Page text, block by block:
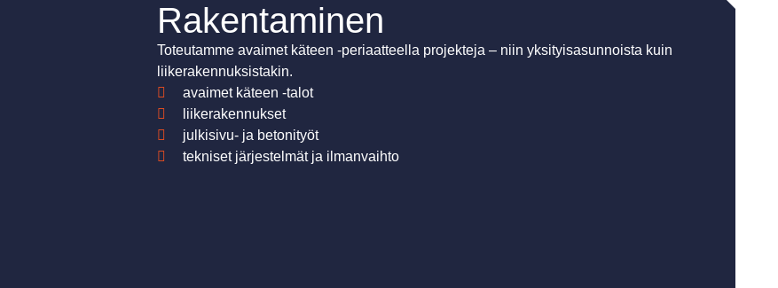
Rakentaminen
Toteutamme avaimet käteen -periaatteella projekteja – niin yksityisasunnoista kuin
liikerakennuksistakin.
avaimet käteen -talot
liikerakennukset
julkisivu- ja betonityöt
tekniset järjestelmät ja ilmanvaihto